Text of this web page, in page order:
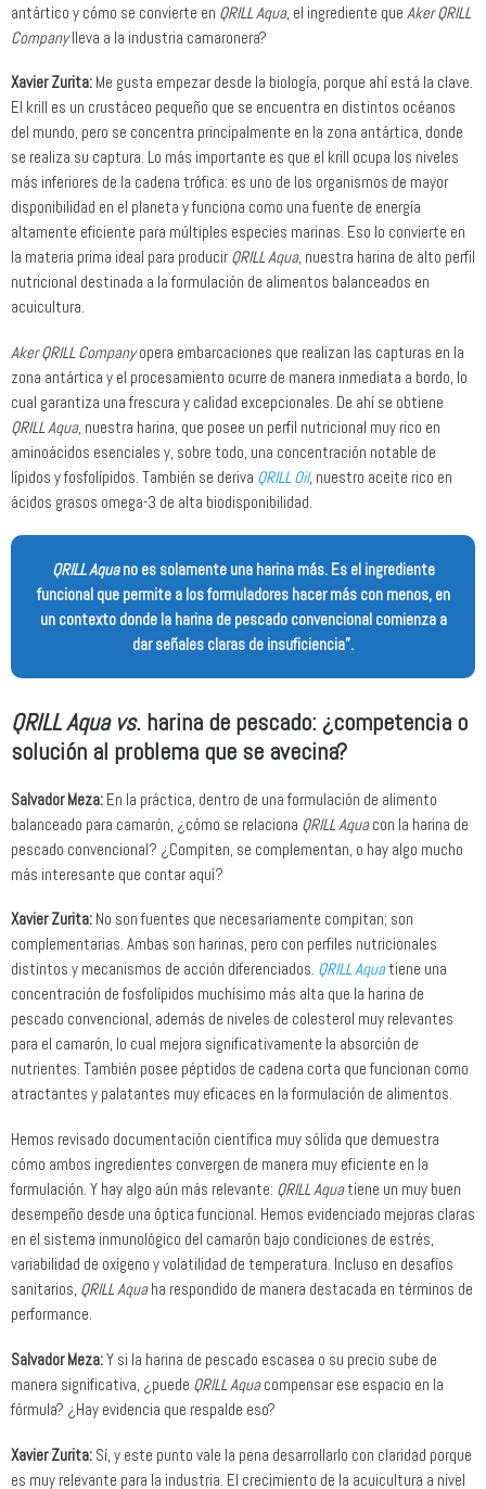
antártico y cómo se convierte en QRILL Aqua, el ingrediente que Aker QRILL
Companylleva a la industria camaronera?
Xavier Zurita: Me gusta empezar desde la biología, porque ahí está la clave.
El krill es un crustáceo pequeño que se encuentra en distintos océanos
del mundo, pero se concentra principalmente en la zona antártica, donde
se realiza su captura. Lo más importante es que el krill ocupa los niveles
más inferiores de la cadena trófica: es uno de los organismos de mayor
disponibilidad en el planeta y funciona como una fuente de energía
altamente eficiente para múltiples especies marinas. Eso lo convierte en
la materia prima ideal para producirQRILL Aqua, nuestra harina de alto perfil
nutricional destinada a la formulación de alimentos balanceados en
acuicultura.
Aker QRILL Companyopera embarcaciones que realizan las capturas en la
zona antártica y el procesamiento ocurre de manera inmediata a bordo, lo
cual garantiza una frescura y calidad excepcionales. De ahí se obtiene
QRILL Aqua, nuestra harina, que posee un perfil nutricional muy rico en
aminoácidos esenciales y, sobre todo, una concentración notable de
lípidos y fosfolípidos. También se deriva QRILL Oil, nuestro aceite rico en
ácidos grasos omega-3 de alta biodisponibilidad.
QRILL Aquano es solamente una harina más. Es el ingrediente
funcional que permite a los formuladores hacer más con menos, en
un contexto donde la harina de pescado convencional comienza a
dar señales claras de insuficiencia”.
QRILL Aqua vs. harina de pescado: ¿competencia o
solución al problema que se avecina?
Salvador Meza: En la práctica, dentro de una formulación de alimento
balanceado para camarón, ¿cómo se relaciona QRILL Aquacon la harina de
pescado convencional? ¿Compiten, se complementan, o hay algo mucho
más interesante que contar aquí?
Xavier Zurita: No son fuentes que necesariamente compitan; son
complementarias. Ambas son harinas, pero con perfiles nutricionales
distintos y mecanismos de acción diferenciados. QRILL Aquatiene una
concentración de fosfolípidos muchísimo más alta que la harina de
pescado convencional, además de niveles de colesterol muy relevantes
para el camarón, lo cual mejora significativamente la absorción de
nutrientes. También posee péptidos de cadena corta que funcionan como
atractantes y palatantes muy eficaces en la formulación de alimentos.
Hemos revisado documentación científica muy sólida que demuestra
cómo ambos ingredientes convergen de manera muy eficiente en la
formulación. Y hay algo aún más relevante: QRILL Aquatiene un muy buen
desempeño desde una óptica funcional. Hemos evidenciado mejoras claras
en el sistema inmunológico del camarón bajo condiciones de estrés,
variabilidad de oxígeno y volatilidad de temperatura. Incluso en desafíos
sanitarios, QRILL Aquaha respondido de manera destacada en términos de
performance.
Salvador Meza:Y si la harina de pescado escasea o su precio sube de
manera significativa, ¿puede QRILL Aquacompensar ese espacio en la
fórmula? ¿Hay evidencia que respalde eso?
Xavier Zurita: Sí, y este punto vale la pena desarrollarlo con claridad porque
es muy relevante para la industria. El crecimiento de la acuicultura a nivel